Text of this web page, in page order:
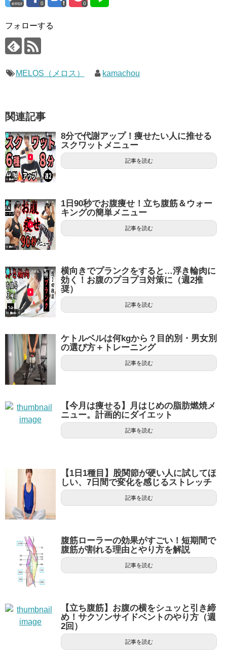
error 0 0
フォローする
MELOS（メロス） kamachou
関連記事
8分で代謝アップ！痩せたい人に推せる
スクワットメニュー
記事を読む
1日90秒でお腹痩せ！立ち腹筋＆ウォー
キングの簡単メニュー
記事を読む
横向きでプランクをすると…浮き輪肉に
効く！お腹のプヨプヨ対策に（週2推
奨）
記事を読む
ケトルベルは何kgから？目的別・男女別
の選び方＋トレーニング
記事を読む
【今月は痩せる】月はじめの脂肪燃焼メ
ニュー。計画的にダイエット
記事を読む
【1日1種目】股関節が硬い人に試してほ
しい、7日間で変化を感じるストレッチ
記事を読む
腹筋ローラーの効果がすごい！短期間で
腹筋が割れる理由とやり方を解説
記事を読む
【立ち腹筋】お腹の横をシュッと引き締
め！サクソンサイドベントのやり方（週
2回）
記事を読む